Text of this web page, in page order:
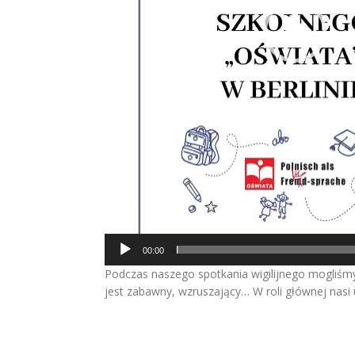
00:00
Podczas naszego spotkania wigilijnego
jest zabawny, wzruszający… W roli głównej nasi